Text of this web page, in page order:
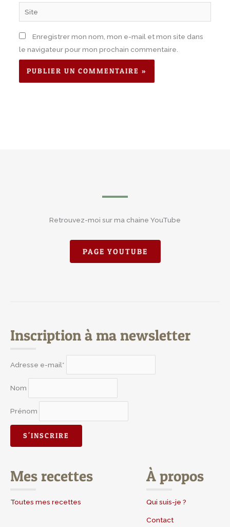
Site
Enregistrer mon nom, mon e-mail et mon site dans
le navigateur pour mon prochain commentaire.
Retrouvez-moi sur ma chaine YouTube
PAGE YOUTUBE
Inscription à ma newsletter
Adresse e-mail*
Nom
Prénom
Mes recettes
Toutes mes recettes
À propos
Qui suis-je ?
Contact